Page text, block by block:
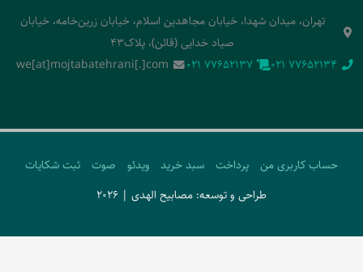
تهران، میدان شهدا، خیابان مجاهدین اسلام، خیابان زرین‌خامه، خیابان
صیاد خدایی (قائن)، پلاک43
‭021 77652134‬
‭021 77652137‬
we[at]mojtabatehrani[.]com
حساب کاربری من پرداخت سبد خرید ویدئو صوت
ثبت شکایات
طراحی و توسعه: مصابیح الهدی | 2026